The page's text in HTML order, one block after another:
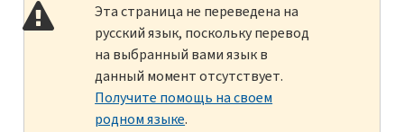
Эта страница не переведена на
русский язык, поскольку перевод
на выбранный вами язык в
данный момент отсутствует.
Получите помощь на своем
родном языке.